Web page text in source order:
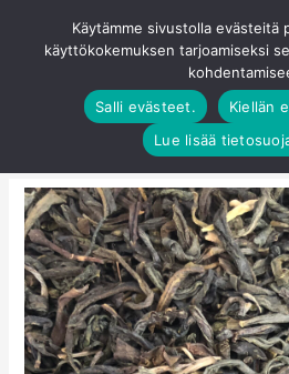
Jasmiini
OP
Chung
Hao
määrä
Käytämme sivustolla evästeitä
käyttökokemuksen tarjoamiseksi
Salli evästeet.
Kiellän
Lue lisää